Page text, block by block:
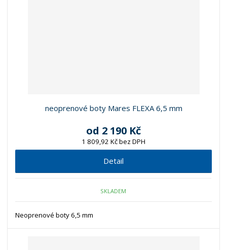
neoprenové boty Mares FLEXA 6,5 mm
od 2 190 Kč
1 809,92 Kč bez DPH
Detail
SKLADEM
Neoprenové boty 6,5 mm